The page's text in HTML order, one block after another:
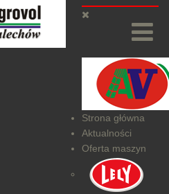
Strona główna
Aktualności
Oferta maszyn